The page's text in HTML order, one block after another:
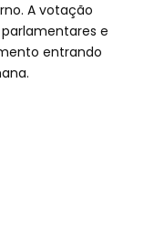
A votação
e
entrando